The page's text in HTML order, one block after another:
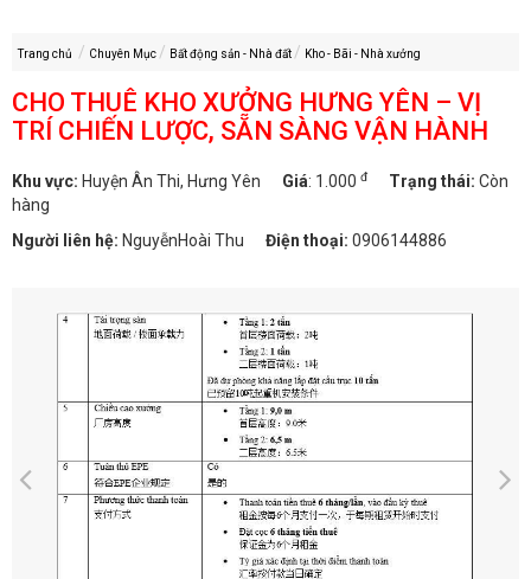
Trang chủ Chuyên Mục Bất động sản - Nhà đất Kho - Bãi - Nhà xưởng
CHO THUÊ KHO XƯỞNG HƯNG YÊN – VỊ
TRÍ CHIẾN LƯỢC, SẴN SÀNG VẬN HÀNH
Khu vực: Huyện Ân Thi, Hưng Yên Giá: 1.000 đ Trạng thái: Còn
hàng
Người liên hệ: NguyễnHoài Thu Điện thoại: 0906144886